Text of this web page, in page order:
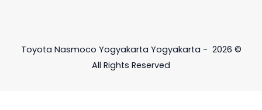
Toyota Nasmoco Yogyakarta Yogyakarta - 2026 ©
All Rights Reserved